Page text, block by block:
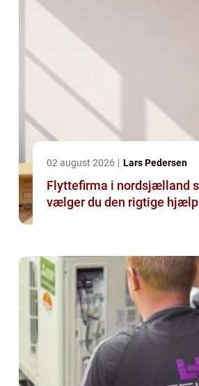
02 august 2026 Lars Pedersen
Flyttefirma i nordsjælland sådan
vælger du den rigtige hjælp